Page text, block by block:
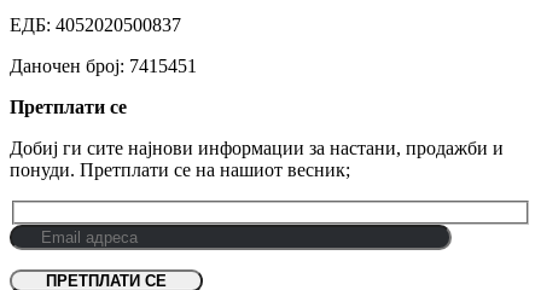
ЕДБ: 4052020500837
Даночен број: 7415451
Претплати се
Добиј ги сите најнови информации за настани, продажби и
понуди. Претплати се на нашиот весник;